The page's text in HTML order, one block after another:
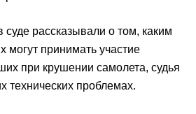
суде рассказывали о том, каким
могут принимать участие
при крушении самолета, судья
технических проблемах.